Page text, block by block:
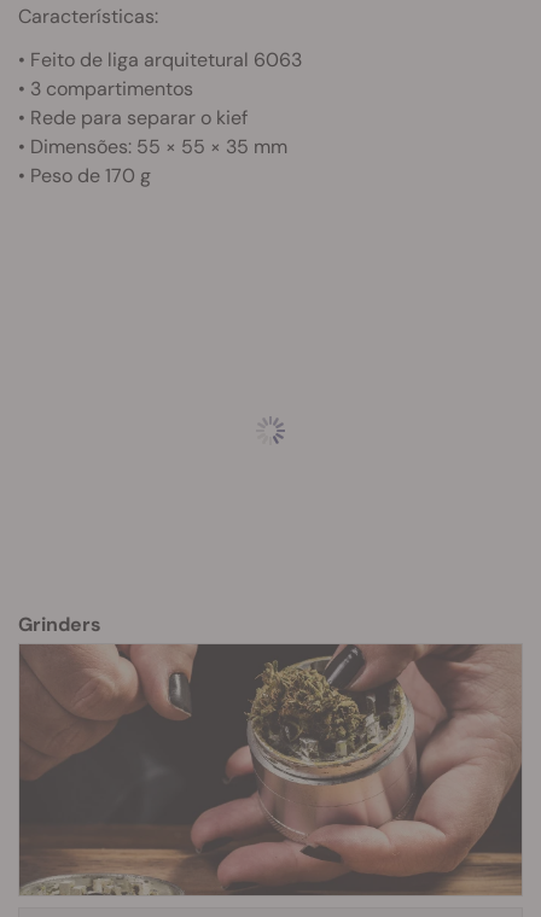
Características:
• Feito de liga arquitetural 6063
• 3 compartimentos
• Rede para separar o kief
• Dimensões: 55 × 55 × 35 mm
• Peso de 170 g
Grinders